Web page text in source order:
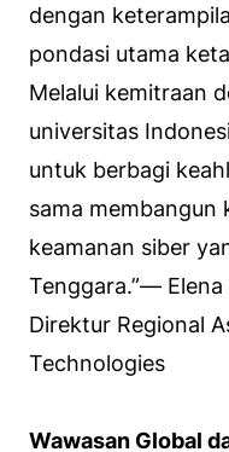
dengan
pondasi utama
Melalui kemitraan
universitas
untuk berbagi
sama membangun
keamanan siber
Tenggara.”—
Direktur Regional
Technologies
Wawasan Global